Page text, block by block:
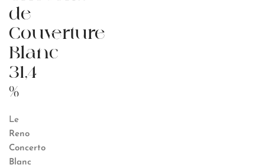
de
Couverture
Blanc
31,4
%
Le
Reno
Concerto
Blanc